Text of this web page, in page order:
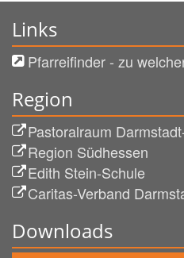
Links
Pfarreifinder - zu
Region
Pastoralraum
Region Südhessen
Edith Stein-Schule
Caritas-Verband
Downloads